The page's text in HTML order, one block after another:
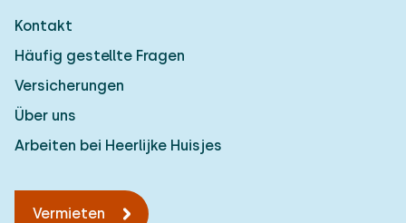
Kontakt
Häufig gestellte Fragen
Versicherungen
Über uns
Arbeiten bei Heerlijke Huisjes
Vermieten